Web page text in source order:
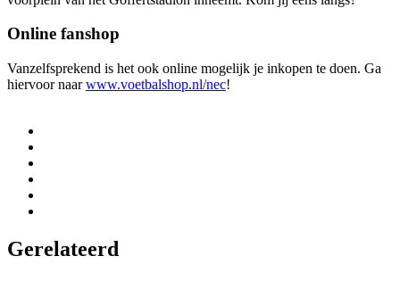
Online fanshop
Vanzelfsprekend is het ook online mogelijk je inkopen te doen. Ga
hiervoor naarwww.voetbalshop.nl/nec!
Gerelateerd